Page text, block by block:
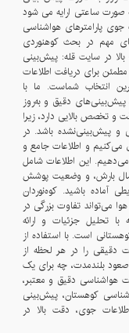
و اطلاعات پیش بینی ساعتی برای 48 ساعت به صورت ساعتی ارایه می شود
. همچنین در این صفحه نمودراهای مربوط به تغییرات جوی پارامترهای هواشناسی
مهم در بحث کوهنوردی
با دقت بالا در سایت قله: پیش‌بینی
دنبال یک منبع مطمئن برای دریافت اطلاعات
دقیق هواشناسی کوهستان هستید، سایت قله بهترین انتخاب شماست. ما با
پیش‌بینی‌های دقیق و به‌روز
به دقت و تخصص بالایی دارد، زیرا
تغییرات جوی در مناطق مرتفع می‌تواند بسیار ناگهانی و پیش‌بینی‌نشده باشد. در
می‌کنیم و اطلاعات جامع و
دقیقی را در قالب پیش‌بینی‌های ساعتی و روزانه ارائه می‌دهیم. این اطلاعات شامل
بارش، و وضعیت پوشش
ابری است که به شما امکان می‌دهد برای هر شرایطی آماده باشید. کوه‌نوردان
می‌تواند تفاوت بزرگی در
صعود ایجاد کند. سایت قله با تحلیل جزئیات و ارائه
گزارش‌های لحظه‌ای، بهترین همراه شما در مسیرهای کوهستانی است. با استفاده از
دقیقی را در هر لحظه از
برنامه‌ریزی یک صعود بلندمدت، چه برای یک
هواشناسی دقیق و معتبر،
مرتبط: هواشناسی کوهستان، پیش‌بینی
جوی، دقت بالا در